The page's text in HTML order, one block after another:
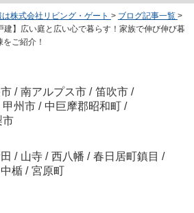
株式会社リビング・ゲート > ブログ記事一覧 >
建】広い庭と広い心で暮らす！家族で伸び伸び暮
ご紹介！
/ 南アルプス市 / 笛吹市 /
甲州市 / 中巨摩郡昭和町 /
市
/ 山寺 / 西八幡 / 春日居町鎮目 /
中楯 / 宮原町